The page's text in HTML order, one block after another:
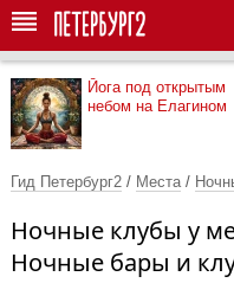
Йога под открытым
небом на Елагином
Гид Петербург2 / Места /
Ночные клубы у
Ночные бары и